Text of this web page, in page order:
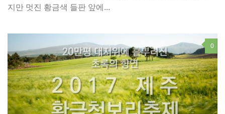
지만 멋진 황금색 들판 앞에...
0